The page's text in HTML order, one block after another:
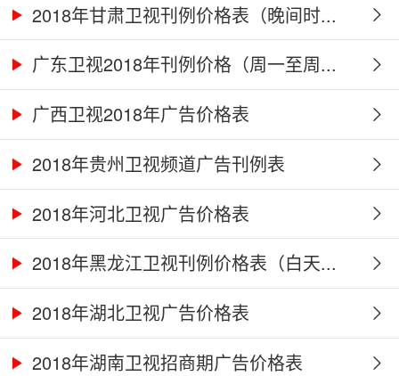
2018年甘肃卫视刊例价格表（晚间时...
广东卫视2018年刊例价格（周一至周...
广西卫视2018年广告价格表
2018年贵州卫视频道广告刊例表
2018年河北卫视广告价格表
2018年黑龙江卫视刊例价格表（白天...
2018年湖北卫视广告价格表
2018年湖南卫视招商期广告价格表